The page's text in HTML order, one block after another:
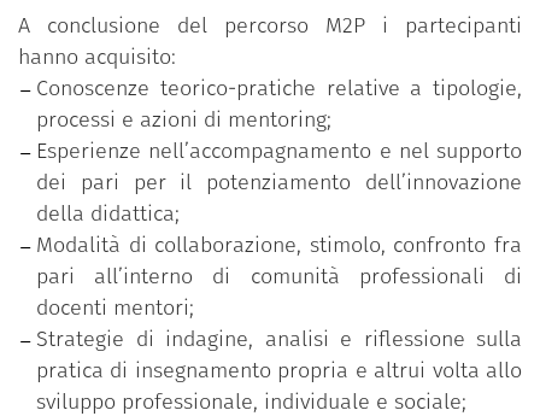
rafforzare i livelli di consapevolezza in merito
agli approcci relazionali, ai valori e alle
pratiche adottate;
una fase di valutazione del progetto diretta a
individuare aspetti positivi e critici
dell’esperienza, in vista di possibili
miglioramenti e per azioni di sviluppo
implementale del mentoring nel contesto
dell’ateneo.
A conclusione del percorso M2P i partecipanti
hanno acquisito:
Conoscenze teorico-pratiche relative a tipologie,
processi e azioni di mentoring;
Esperienze nell’accompagnamento e nel supporto
dei pari per il potenziamento dell’innovazione
della didattica;
Modalità di collaborazione, stimolo, confronto fra
pari all’interno di comunità professionali di
docenti mentori;
Strategie di indagine, analisi e riflessione sulla
pratica di insegnamento propria e altrui volta allo
sviluppo professionale, individuale e sociale;